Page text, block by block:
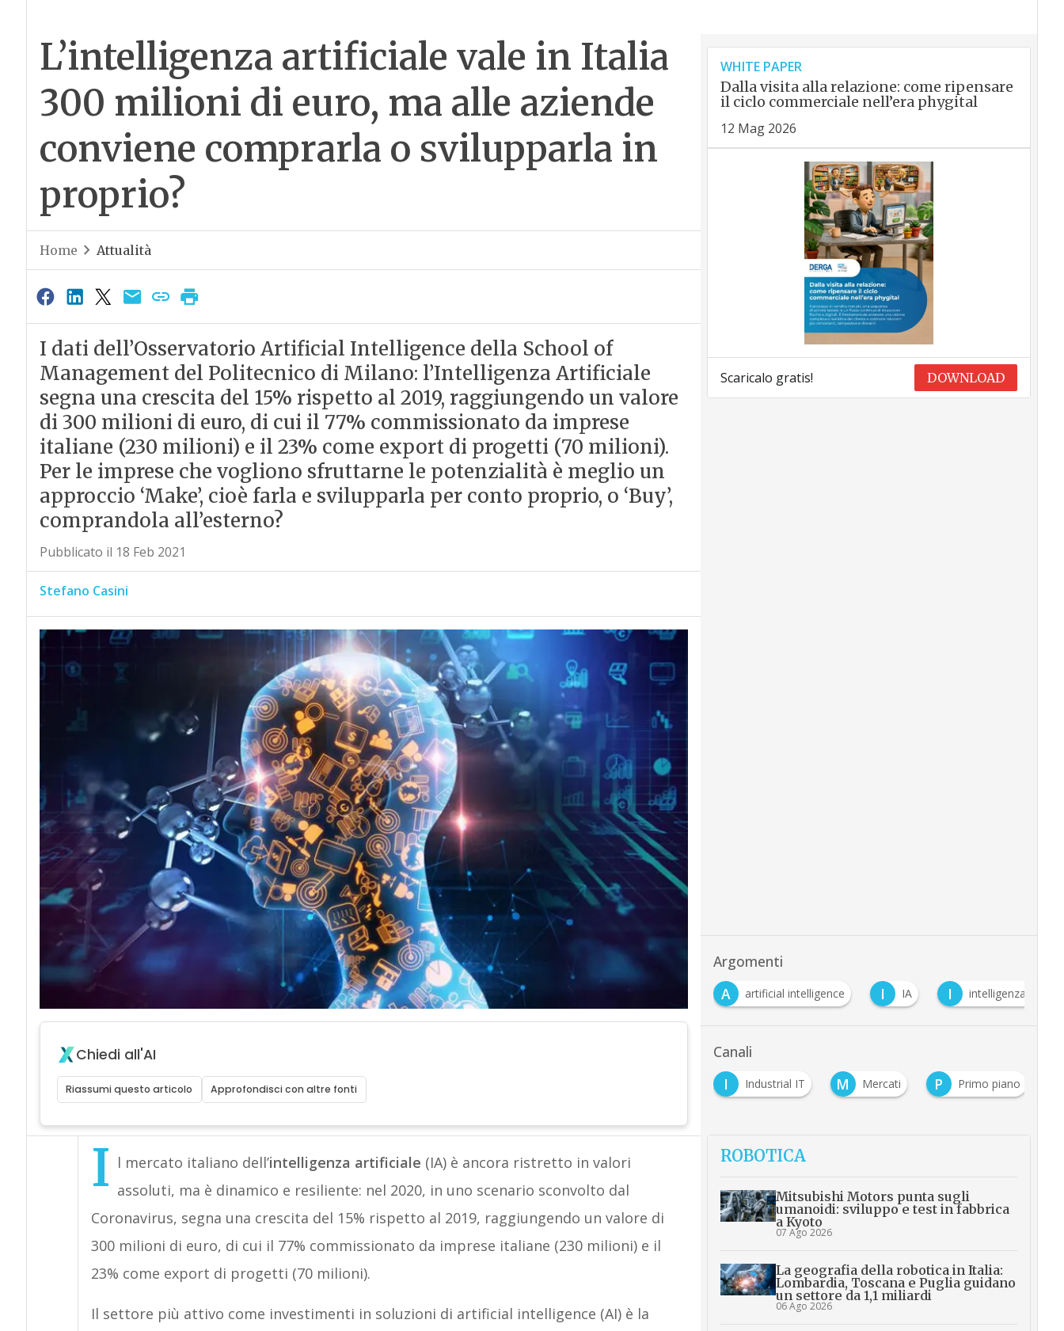
L’intelligenza artificiale vale in Italia
300 milioni di euro, ma alle aziende
conviene comprarla o svilupparla in
proprio?
Home Attualità
I dati dell’Osservatorio Artificial Intelligence della School of
Management del Politecnico di Milano: l’Intelligenza Artificiale
segna una crescita del 15% rispetto al 2019, raggiungendo un valore
di 300 milioni di euro, di cui il 77% commissionato da imprese
italiane (230 milioni) e il 23% come export di progetti (70 milioni).
Per le imprese che vogliono sfruttarne le potenzialità è meglio un
approccio ‘Make’, cioè farla e svilupparla per conto proprio, o ‘Buy’,
comprandola all’esterno?
Pubblicato il 18 Feb 2021
Stefano Casini
Chiedi all'AI
Riassumi questo articolo Approfondisci con altre fonti
I l mercato italiano dell’intelligenza artificiale (IA) è ancora ristretto in valori
assoluti, ma è dinamico e resiliente: nel 2020, in uno scenario sconvolto dal
Coronavirus, segna una crescita del 15% rispetto al 2019, raggiungendo un valore di
300 milioni di euro, di cui il 77% commissionato da imprese italiane (230 milioni) e il
23% come export di progetti (70 milioni).
Il settore più attivo come investimenti in soluzioni di artificial intelligence (AI) è la
WHITE PAPER
Dalla visita alla relazione: come ripensare
il ciclo commerciale nell’era phygital
12 Mag 2026
Scaricalo gratis! DOWNLOAD
Argomenti
artificial intelligence I IA intelligenza artificiale
Canali
M Mercati Primo piano T Tecnologie
ROBOTICA
Mitsubishi Motors punta sugli
umanoidi: sviluppo e test in fabbrica
a Kyoto
07 Ago 2026
La geografia della robotica in Italia:
Lombardia, Toscana e Puglia guidano
un settore da 1,1 miliardi
06 Ago 2026